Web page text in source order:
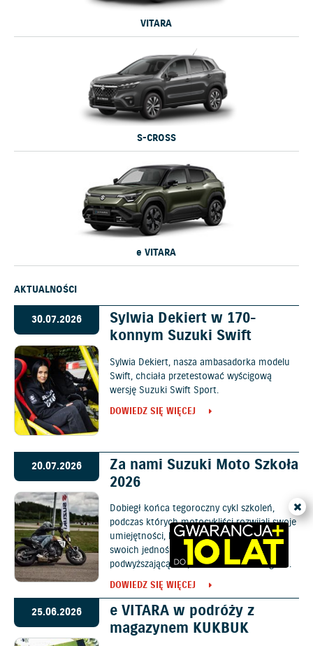
VITARA
S-CROSS
e VITARA
AKTUALNOŚCI
30.07.2026
Sylwia Dekiert w 170-
konnym Suzuki Swift
Sylwia Dekiert, nasza ambasadorka modelu
Swift, chciała przetestować wyścigową
wersję Suzuki Swift Sport.
DOWIEDZ SIĘ WIĘCEJ
20.07.2026
Za nami Suzuki Moto Szkoła
2026
Dobiegł końca tegoroczny cykl szkoleń,
podczas których motocykliści rozwijali swoje
umiejętności, lepiej poznali możliwości
swoich jednośladów oraz zdobyli wiedzę
podwyższającą bezpieczeństwo na drogach.
DOWIEDZ SIĘ WIĘCEJ
25.06.2026
e VITARA w podróży z
magazynem KUKBUK